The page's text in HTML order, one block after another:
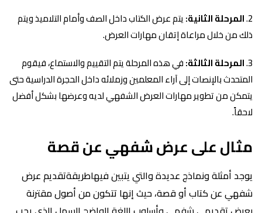
المرحلة الثانية:يتم عرض الكتاب داخل الصف وأمام التلاميذ ويتم
ذلك من خلال مراعاة إتقان مهارات العرض.
المرحلة الثالثة:في هذه المرحلة يتم التقييم والاستماع، فيقوم
المتحدث بالإنصات إلى آراء المعلمين وزملائه داخل الحجرة الدراسية حتى
يتمكن من تطوير مهارات العرض الشفهي لديه وعرضها بشكل أفضل
لاحقاً.
مثال على عرض شفهي عن قصة
يوجد أمثلة ونماذج عديدة والتي يتبين فيهاطريقةتقديم عرض
شفهي عن كتاب أو قصة، حيث إنها تتكون من أصول مقترنة